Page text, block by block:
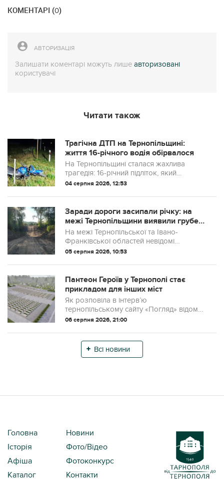
КОМЕНТАРІ (0)
АВТОРИЗАЦІЯ
Залишати коментарі можуть лише авторизовані
користувачі
Читати також
Трагічна ДТП на Тернопільщині:
життя 16-річного водія обірвалося
На Тернопільщині сталася жахлива
трагедія: 16-річний підліток, який
потрапив у дорожньо-транспортну
Попри зусилля лікарів, травми, отримані
внаслідок з...
04 серпня 2026, 12:53
Заради дороги засипали річку: на
межі Тернопільщини виявили грубе
порушення
На межі Тернопільської та Івано-
Франківської областей невідомі
засипали частину русла річки Золота
переправу. Екологи вже
задокументували порушення та розп...
05 серпня 2026, 10:53
Пантеон Героїв у Тернополі стає
прикладом для інших міст
Як розповіла в інтерв’ю
тернопільському сайту «Погляд» відома
волонтерка та співавторка концепції
Тернополі поступово стає прикладом
того, як в Україні мож...
06 серпня 2026, 21:00
Всі новини
Головна
Новини
Історія
Фото/Відео
Афіша
Фотоконкурс
Каталог
Контакти